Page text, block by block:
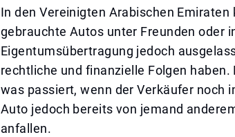
In den Vereinigten Arabischen
gebrauchte Autos unter Freunden oder
Eigentumsübertragung jedoch
rechtliche und finanzielle Folgen
was passiert, wenn der Verkäufer noch
Auto jedoch bereits von jemand
anfallen.